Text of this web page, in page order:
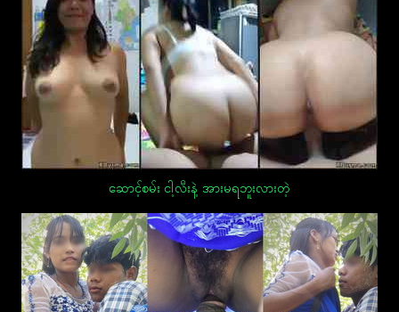
ဆောင့်စမ်း ငါ့လီးနဲ့ အားမရဘူးလားတဲ့